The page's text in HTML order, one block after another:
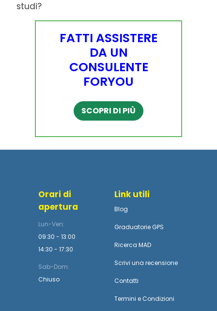
studi?
FATTI ASSISTERE
DA UN
CONSULENTE
FORYOU
SCOPRI DI PIÙ
Orari di
apertura
Lun-Ven:
09:30 - 13:00
14:30 - 17:30
Sab-Dom:
Chiuso
Link utili
Blog
Graduatorie GPS
Ricerca MAD
Scrivi una recensione
Contatti
Termini e Condizioni